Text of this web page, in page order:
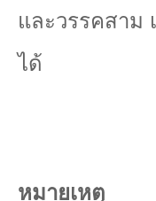
และวรรคสาม
ได้
หมายเหตุ